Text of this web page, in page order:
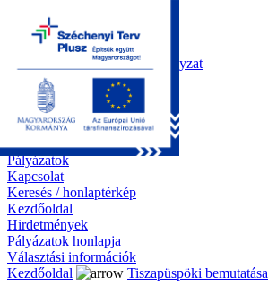
Kezdőoldal
Önkormányzat
Polgármesteri Hivatal
Roma Nemzetiségi Önkormányzat
Elektronikus ügyintézés
Közérdekű információk
Tiszapüspöki bemutatása
Galéria
Díjazottaink
Pályázatok
Kapcsolat
Keresés / honlaptérkép
Kezdőoldal
Hirdetmények
Pályázatok honlapja
Választási információk
Kezdőoldal
Tiszapüspöki bemutatása